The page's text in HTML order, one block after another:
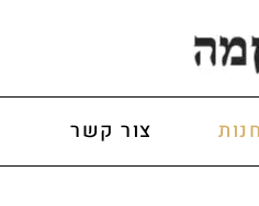
חנות צור קשר